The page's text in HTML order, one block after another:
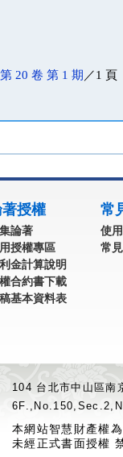
第 20 卷 第 1 期 ／1 頁
授權
論著
授權專區
金計算說明
合約書下載
基本資料表
常
使
常
104 台北市中山區
本網站智慧財產權
未經正式書面授權